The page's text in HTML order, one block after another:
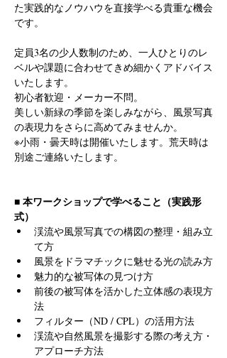
た実践的なノウハウを直接学べる貴重な機会
です。
定員3名の少人数制のため、一人ひとりのレ
ベルや課題に合わせてきめ細かくアドバイス
いたします。
初心者歓迎・メーカー不問。
美しい新緑の季節を楽しみながら、風景写真
の表現力をさらに高めてみませんか。
※小雨・曇天時は開催いたします。荒天時は
別途ご連絡いたします。
■ 本ワークショップで学べること（実践形
式）
渓流や風景写真での構図の整理・組み立
て方
風景をドラマチックに魅せる光の読み方
魅力的な被写体の見つけ方
前後の被写体を活かした立体感の表現方
法
フィルター（ND / CPL）の活用方法
渓流や自然風景を撮影する際の考え方・
アプローチ方法